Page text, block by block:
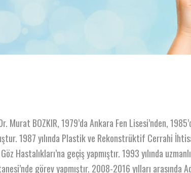
Murat BOZKIR, 1979’da Ankara Fen Lisesi’nden,
1987 yılında Plastik ve Rekonstrüktif Cerrahi
Hastalıkları’na geçiş yapmıştır. 1993 yılında
görev yapmıştır. 2008-2016 yılları arasında